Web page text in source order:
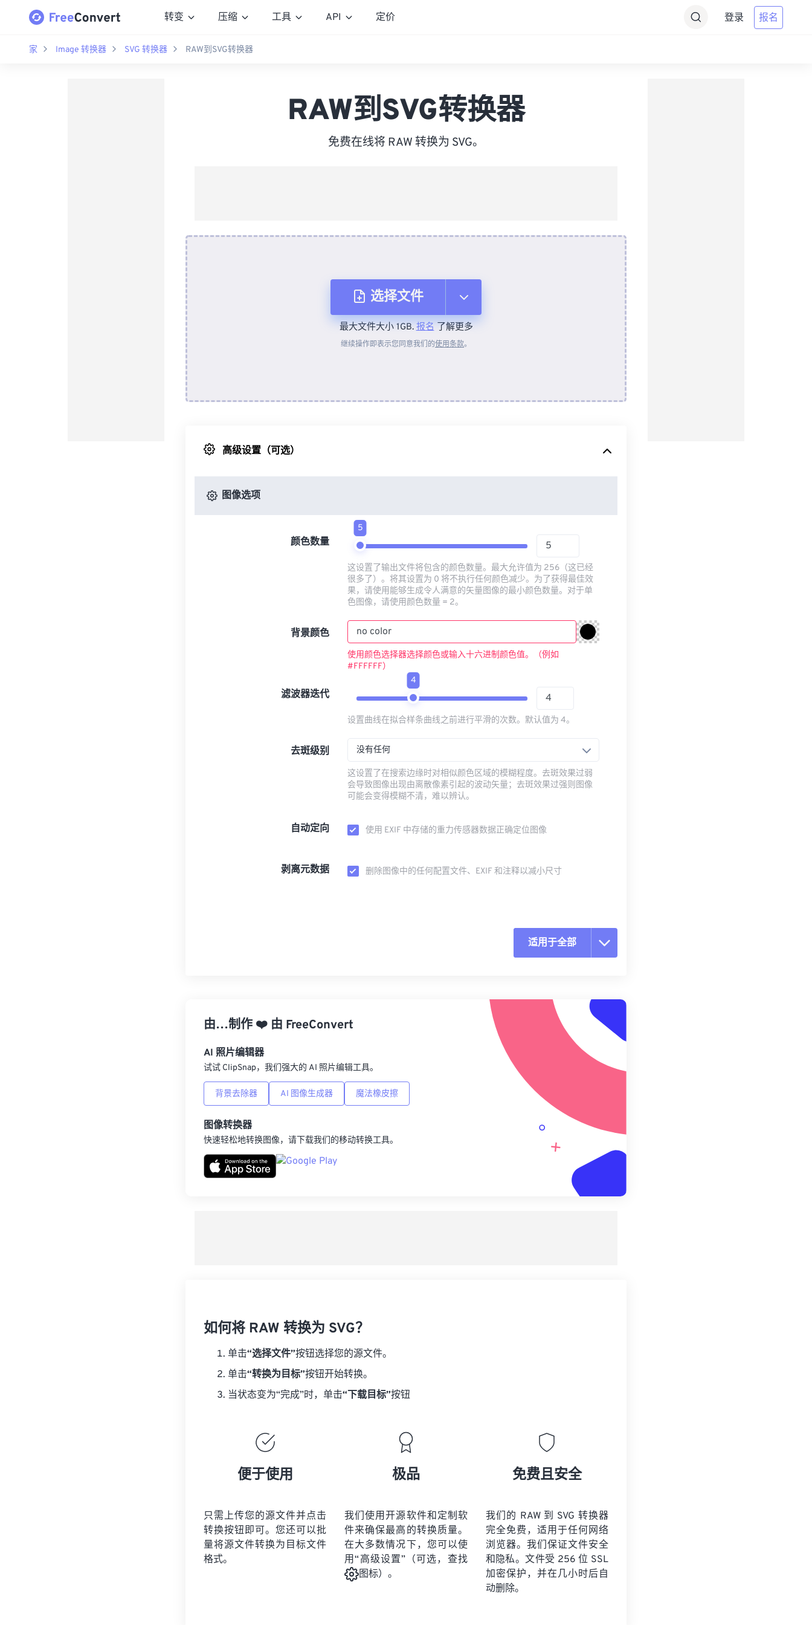
转变 压缩 工具 API 定价 登录 报名
家 Image 转换器 SVG 转换器 RAW到SVG转换器
RAW到SVG转换器
免费在线将 RAW 转换为 SVG。
选择文件
从设备
最大文件大小 1GB.报名了解更多
继续操作即表示您同意我们的使用条款。
高级设置（可选）
图像选项
颜色数量
5
这设置了输出文件将包含的颜色数量。最大允许值为 256（这已经
很多了）。将其设置为 0 将不执行任何颜色减少。为了获得最佳效
果，请使用能够生成令人满意的矢量图像的最小颜色数量。对于单
色图像，请使用颜色数量 = 2。
背景颜色
使用颜色选择器选择颜色或输入十六进制颜色值。（例如
#FFFFFF）
滤波器迭代
4
设置曲线在拟合样条曲线之前进行平滑的次数。默认值为 4。
去斑级别 没有任何
这设置了在搜索边缘时对相似颜色区域的模糊程度。去斑效果过弱
会导致图像出现由离散像素引起的波动矢量；去斑效果过强则图像
可能会变得模糊不清，难以辨认。
自动定向 使用 EXIF 中存储的重力传感器数据正确定位图像
剥离元数据 删除图像中的任何配置文件、EXIF 和注释以减小尺寸
适用于全部
从预设应用
另存为预设
由…制作 ❤️ 由 FreeConvert
AI 照片编辑器
试试 ClipSnap，我们强大的 AI 照片编辑工具。
背景去除器 AI 图像生成器 魔法橡皮擦
图像转换器
快速轻松地转换图像，请下载我们的移动转换工具。
如何将 RAW 转换为 SVG？
单击“选择文件”按钮选择您的源文件。
单击“转换为目标”按钮开始转换。
当状态变为“完成”时，单击“下载目标”按钮
便于使用
只需上传您的源文件并点击
转换按钮即可。您还可以批
量将源文件转换为目标文件
格式。
极品
我们使用开源软件和定制软
件来确保最高的转换质量。
在大多数情况下，您可以使
用“高级设置”（可选，查找
图标）。
免费且安全
我们的 RAW 到 SVG 转换器
完全免费，适用于任何网络
浏览器。我们保证文件安全
和隐私。文件受 256 位 SSL
加密保护，并在几小时后自
动删除。